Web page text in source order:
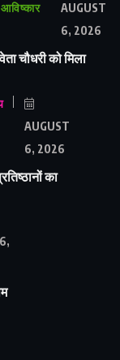
आविष्कार
AUGUST
6, 2026
चौधरी को मिला
AUGUST
6, 2026
का